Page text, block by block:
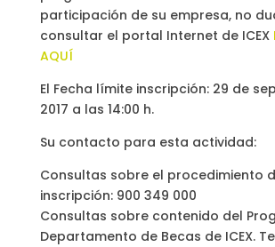
participación de su empresa, no
consultar el portal Internet de ICEX
AQUÍ
El Fecha límite inscripción: 29 de
2017 a las 14:00 h.
Su contacto para esta actividad:
Consultas sobre el procedimiento
inscripción: 900 349 000
Consultas sobre contenido del
Departamento de Becas de ICEX.